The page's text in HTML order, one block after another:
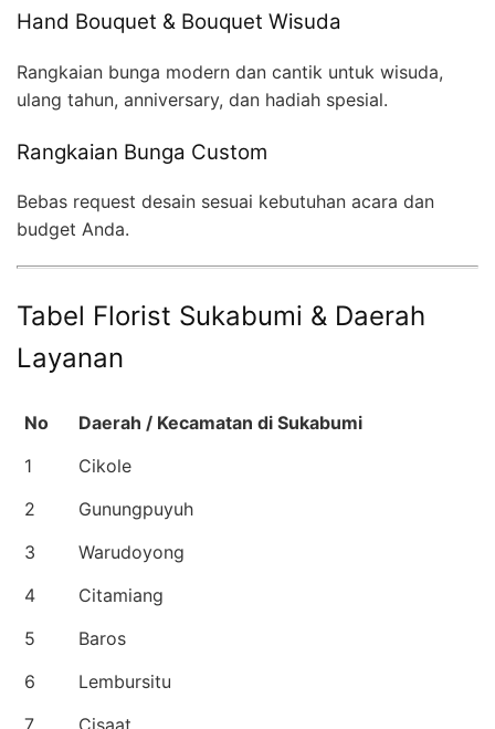
Hand Bouquet & Bouquet Wisuda
Rangkaian bunga modern dan cantik untuk wisuda,
ulang tahun, anniversary, dan hadiah spesial.
Rangkaian Bunga Custom
Bebas request desain sesuai kebutuhan acara dan
budget Anda.
Tabel Florist Sukabumi & Daerah
Layanan
No
Daerah / Kecamatan di Sukabumi
1
Cikole
2
Gunungpuyuh
3
Warudoyong
4
Citamiang
5
Baros
6
Lembursitu